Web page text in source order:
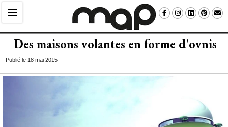
Des maisons volantes en forme d'ovnis
Publié le 18 mai 2015